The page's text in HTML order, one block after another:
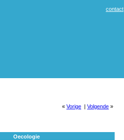
contact
« Vorige | Volgende »
Oecologie